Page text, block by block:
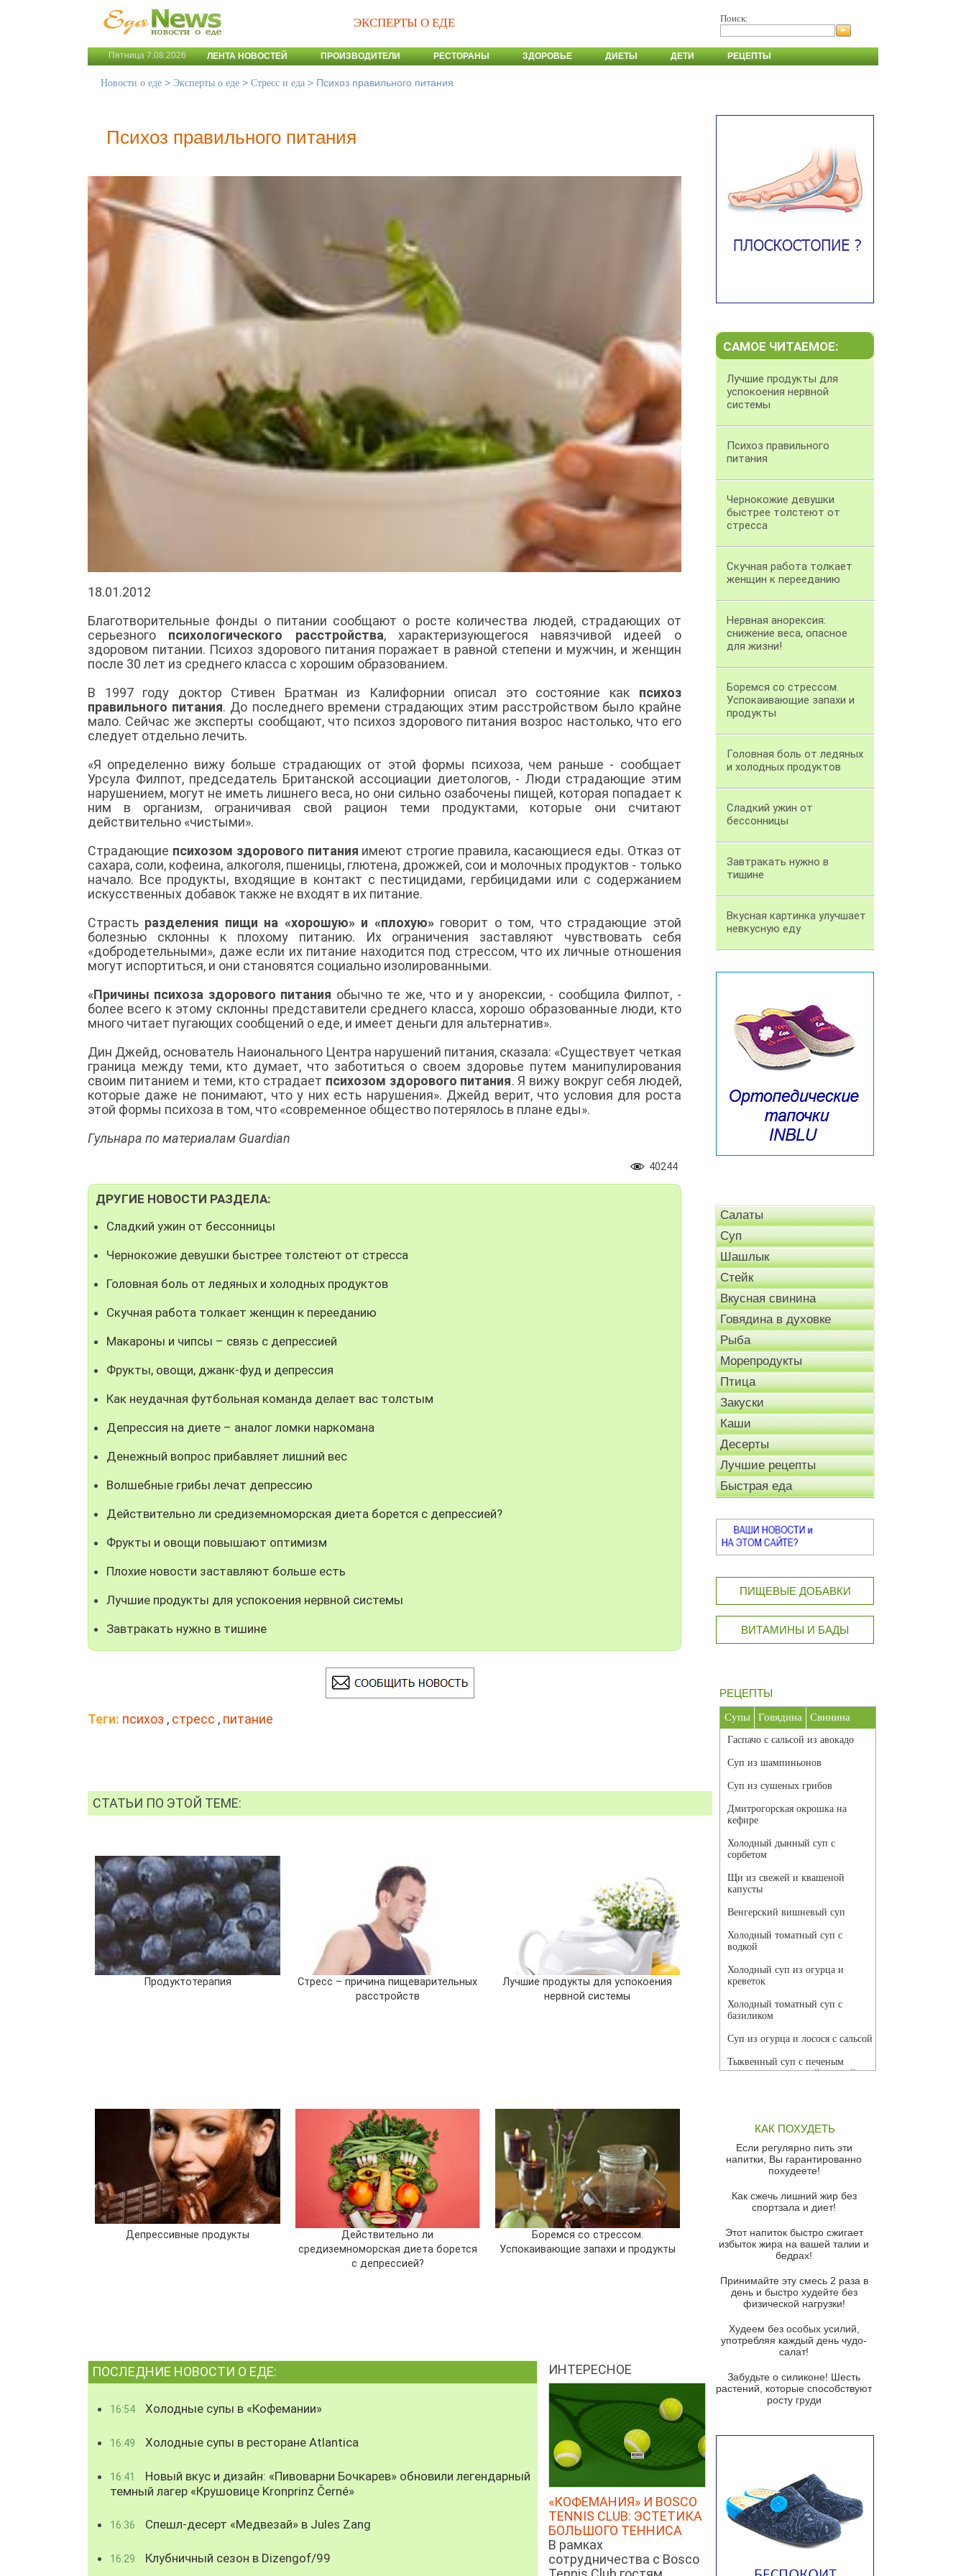
ЭКСПЕРТЫ О ЕДЕ Поиск:
Пятница 7.08.2026 ЛЕНТА НОВОСТЕЙ ПРОИЗВОДИТЕЛИ РЕСТОРАНЫ ЗДОРОВЬЕ ДИЕТЫ ДЕТИ РЕЦЕПТЫ
Новости о еде > Эксперты о еде > Стресс и еда > Психоз правильного питания
Психоз правильного питания
18.01.2012
Благотворительные фонды о питании сообщают о росте количества людей, страдающих от
серьезного психологического расстройства, характеризующегося навязчивой идеей о
здоровом питании. Психоз здорового питания поражает в равной степени и мужчин, и женщин
после 30 лет из среднего класса с хорошим образованием.
В 1997 году доктор Стивен Братман из Калифорнии описал это состояние как психоз
правильного питания. До последнего времени страдающих этим расстройством было крайне
мало. Сейчас же эксперты сообщают, что психоз здорового питания возрос настолько, что его
следует отдельно лечить.
«Я определенно вижу больше страдающих от этой формы психоза, чем раньше - сообщает
Урсула Филпот, председатель Британской ассоциации диетологов, - Люди страдающие этим
нарушением, могут не иметь лишнего веса, но они сильно озабочены пищей, которая попадает к
ним в организм, ограничивая свой рацион теми продуктами, которые они считают
действительно «чистыми».
Страдающие психозом здорового питания имеют строгие правила, касающиеся еды. Отказ от
сахара, соли, кофеина, алкоголя, пшеницы, глютена, дрожжей, сои и молочных продуктов - только
начало. Все продукты, входящие в контакт с пестицидами, гербицидами или с содержанием
искусственных добавок также не входят в их питание.
Страсть разделения пищи на «хорошую» и «плохую» говорит о том, что страдающие этой
болезнью склонны к плохому питанию. Их ограничения заставляют чувствовать себя
«добродетельными», даже если их питание находится под стрессом, что их личные отношения
могут испортиться, и они становятся социально изолированными.
«Причины психоза здорового питания обычно те же, что и у анорексии, - сообщила Филпот, -
более всего к этому склонны представители среднего класса, хорошо образованные люди, кто
много читает пугающих сообщений о еде, и имеет деньги для альтернатив».
Дин Джейд, основатель Наионального Центра нарушений питания, сказала: «Существует четкая
граница между теми, кто думает, что заботиться о своем здоровье путем манипулирования
своим питанием и теми, кто страдает психозом здорового питания. Я вижу вокруг себя людей,
которые даже не понимают, что у них есть нарушения». Джейд верит, что условия для роста
этой формы психоза в том, что «современное общество потерялось в плане еды».
Гульнара по материалам Guardian
40244
ДРУГИЕ НОВОСТИ РАЗДЕЛА:
Сладкий ужин от бессонницы
Чернокожие девушки быстрее толстеют от стресса
Головная боль от ледяных и холодных продуктов
Скучная работа толкает женщин к перееданию
Макароны и чипсы – связь с депрессией
Фрукты, овощи, джанк-фуд и депрессия
Как неудачная футбольная команда делает вас толстым
Депрессия на диете – аналог ломки наркомана
Денежный вопрос прибавляет лишний вес
Волшебные грибы лечат депрессию
Действительно ли средиземноморская диета борется с депрессией?
Фрукты и овощи повышают оптимизм
Плохие новости заставляют больше есть
Лучшие продукты для успокоения нервной системы
Завтракать нужно в тишине
Теги: психоз , стресс , питание
СТАТЬИ ПО ЭТОЙ ТЕМЕ:
Продуктотерапия
Стресс – причина пищеварительных
расстройств
Лучшие продукты для успокоения
нервной системы
Депрессивные продукты
Действительно ли
средиземноморская диета борется
с депрессией?
Боремся со стрессом.
Успокаивающие запахи и продукты
ПОСЛЕДНИЕ НОВОСТИ О ЕДЕ:
16:54 Холодные супы в «Кофемании»
16:49 Холодные супы в ресторане Atlantica
16:41
Новый вкус и дизайн: «Пивоварни Бочкарев» обновили легендарный
темный лагер «Крушовице Kronprinz Černé»
16:36 Спешл-десерт «Медвезай» в Jules Zang
16:29 Клубничный сезон в Dizengof/99
ИНТЕРЕСНОЕ
«КОФЕМАНИЯ» И BOSCO
TENNIS CLUB: ЭСТЕТИКА
БОЛЬШОГО ТЕННИСА
В рамках
сотрудничества с Bosco
САМОЕ ЧИТАЕМОЕ:
Лучшие продукты для
успокоения нервной
системы
Психоз правильного
питания
Чернокожие девушки
быстрее толстеют от
стресса
Скучная работа толкает
женщин к перееданию
Нервная анорексия:
снижение веса, опасное
для жизни!
Боремся со стрессом.
Успокаивающие запахи и
продукты
Головная боль от ледяных
и холодных продуктов
Сладкий ужин от
бессонницы
Завтракать нужно в
тишине
Вкусная картинка улучшает
невкусную еду
Салаты
Суп
Шашлык
Стейк
Вкусная свинина
Говядина в духовке
Рыба
Морепродукты
Птица
Закуски
Каши
Десерты
Лучшие рецепты
Быстрая еда
ПИЩЕВЫЕ ДОБАВКИ
ВИТАМИНЫ И БАДЫ
РЕЦЕПТЫ
Супы Говядина Свинина
Гаспачо с сальсой из авокадо
Суп из шампиньонов
Суп из сушеных грибов
Дмитрогорская окрошка на
кефире
Холодный дынный суп с
сорбетом
Щи из свежей и квашеной
капусты
Венгерский вишневый суп
Холодный томатный суп с
водкой
Холодный суп из огурца и
креветок
Холодный томатный суп с
базиликом
Суп из огурца и лосося с сальсой
Тыквенный суп с печеным
чесноком и томатной сальсой
красного перца
Парижский луковый суп
Суп из спаржи и горошка с
Суп-крем из цветной капусты
Французский луковый суп
Суп из баклажанов с моцареллой
Грибной крем-суп с кростини с
козьим сыром
Суп мисо с зеленым луком и
тофу
из рукколы
Португальский чесночный суп с
Ирландский картофельный суп
Суп из пастернака
Пряный морковный суп во время
зимних холодов
КАК ПОХУДЕТЬ
Если регулярно пить эти
напитки, Вы гарантированно
похудеете!
Как сжечь лишний жир без
спортзала и диет!
Этот напиток быстро сжигает
избыток жира на вашей талии и
бедрах!
Принимайте эту смесь 2 раза в
день и быстро худейте без
физической нагрузки!
Худеем без особых усилий,
употребляя каждый день чудо-
салат!
Забудьте о силиконе! Шесть
растений, которые способствуют
росту груди